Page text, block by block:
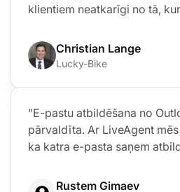
klientiem neatkarīgi no tā,
Christian Lange
Lucky-Bike
"E-pastu atbildēšana no
pārvaldīta. Ar LiveAgent
ka katra e-pasta saņem
Rustem Gimaev